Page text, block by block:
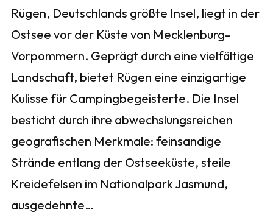
Rügen, Deutschlands größte Insel, liegt in der
Ostsee vor der Küste von Mecklenburg-
Vorpommern. Geprägt durch eine vielfältige
Landschaft, bietet Rügen eine einzigartige
Kulisse für Campingbegeisterte. Die Insel
besticht durch ihre abwechslungsreichen
geografischen Merkmale: feinsandige
Strände entlang der Ostseeküste, steile
Kreidefelsen im Nationalpark Jasmund,
ausgedehnte…